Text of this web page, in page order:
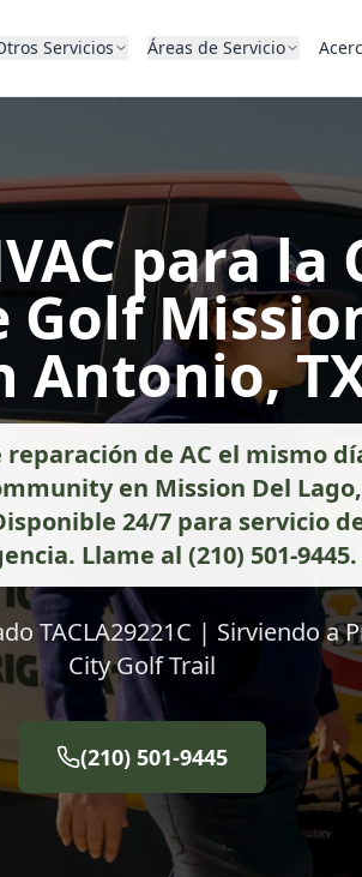
Servicios Áreas de Servicio
para
Golf
Antonio,
reparación de AC el mismo
en Mission Del
24/7 para servicio
Llame al (210) 501-9445.
TACLA29221C | Sirviendo a
City Golf Trail
(210) 501-9445